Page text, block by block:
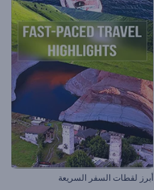
أبرز لقطات السفر السريعة